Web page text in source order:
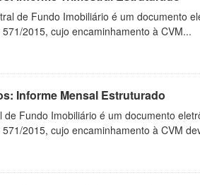
de Fundo Imobiliário é um documento
571/2015, cujo encaminhamento à CVM...
Informe Mensal Estruturado
de Fundo Imobiliário é um documento
571/2015, cujo encaminhamento à CVM